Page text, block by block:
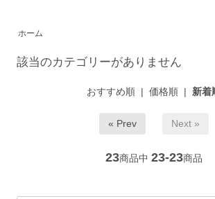
ホーム
該当のカテゴリーがありません
おすすめ順| 価格順| 新着
« Prev Next »
23商品中 23-23商品